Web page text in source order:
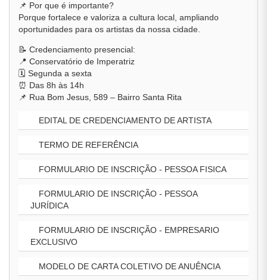
📌 Por que é importante?
Porque fortalece e valoriza a cultura local, ampliando
oportunidades para os artistas da nossa cidade.
📝 Credenciamento presencial:
📍 Conservatório de Imperatriz
🗓️ Segunda a sexta
⏰ Das 8h às 14h
📌 Rua Bom Jesus, 589 – Bairro Santa Rita
EDITAL DE CREDENCIAMENTO DE ARTISTA
TERMO DE REFERÊNCIA
FORMULARIO DE INSCRIÇÃO - PESSOA FISICA
FORMULARIO DE INSCRIÇÃO - PESSOA
JURÍDICA
FORMULARIO DE INSCRIÇÃO - EMPRESARIO
EXCLUSIVO
MODELO DE CARTA COLETIVO DE ANUÊNCIA